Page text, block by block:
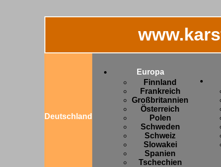
Deutschland
Europa
Finnland
Frankreich
Großbritannien
Österreich
Polen
Schweden
Schweiz
Slowakei
Spanien
Tschechien